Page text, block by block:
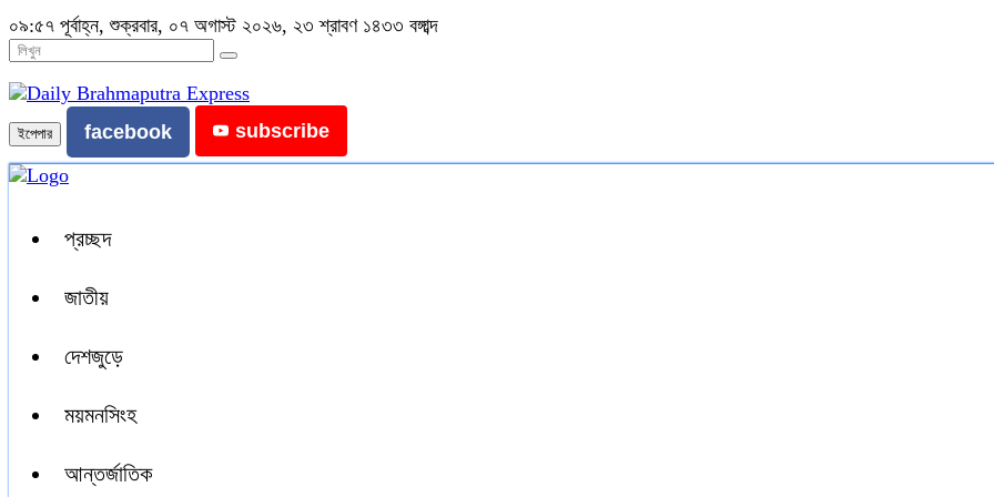
০৯:৫৭ পূর্বাহ্ন, শুক্রবার, ০৭ অগাস্ট ২০২৬, ২৩ শ্রাবণ ১৪৩৩ বঙ্গাব্দ
ইপেপার facebook subscribe
প্রচ্ছদ
জাতীয়
দেশজুড়ে
ময়মনসিংহ
আন্তর্জাতিক